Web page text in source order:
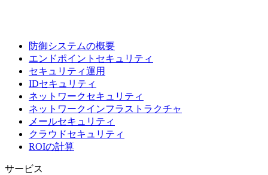
防御システムの概要
エンドポイントセキュリティ
セキュリティ運用
IDセキュリティ
ネットワークセキュリティ
ネットワークインフラストラクチャ
メールセキュリティ
クラウドセキュリティ
ROIの計算
サービス